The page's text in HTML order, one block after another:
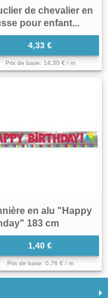
de chevalier en
pour enfant...
4,33 €
Prix de base: 14,30 € / m
en alu "Happy
183 cm
1,40 €
Prix de base: 0,76 € / m